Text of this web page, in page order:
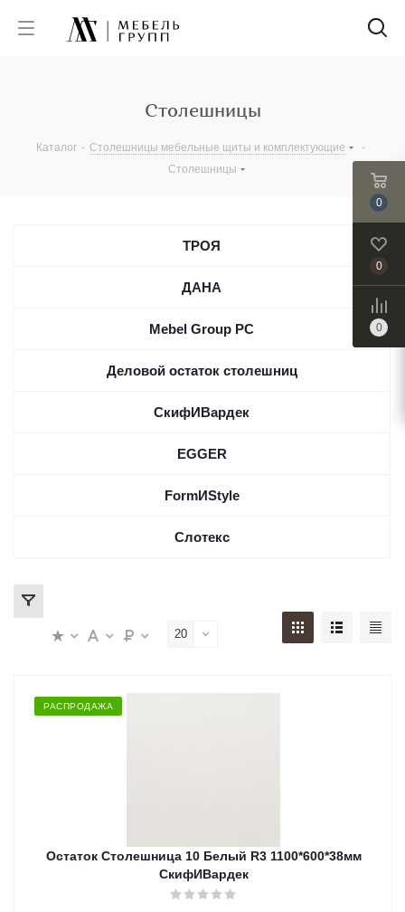
Столешницы
Каталог - Столешницы мебельные щиты и комплектующие
-
Столешницы
ТРОЯ
ДАНА
Mebel Group PC
Деловой остаток столешниц
СкифИВардек
EGGER
FormИStyle
Слотекс
20
РАСПРОДАЖА
Остаток Столешница 10 Белый R3 1100*600*38мм
СкифИВардек
0
0
0